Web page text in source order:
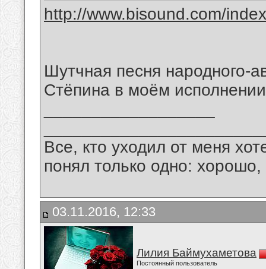
http://www.bisound.com/
Шутчная песня народного-
Стёпина в моём исполнении
Все, кто уходил от меня
понял только одно:
03.11.2016, 12:33
Лилия Баймухаметова
Постоянный пользователь